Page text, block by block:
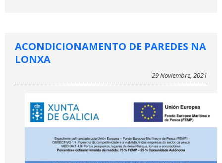
ACONDICIONAMENTO DE PAREDES NA
LONXA
29 Noviembre, 2021